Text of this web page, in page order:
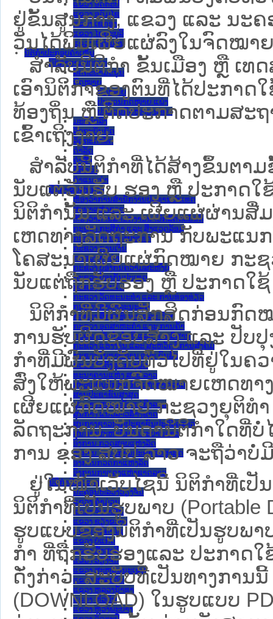
ແຂວງ ອັດຕະປື
ແຂວງ ອຸດົມໄຊ
ແຂວງ ເຊກອງ
ແຂວງ ໄຊຍະບູລີ
ແຂວງ ໄຊສົມບູນ
ນິຕິກໍາປະກອບຄໍາເຫັນ
ນິຕິກໍາຕາມປະເພດ
ລັດຖະທໍາມະນູນ
ກົດໝາຍ
ກົດໝາຍ
ປະມວນກົດໝາຍ ແພ່ງ
ປະມວນກົດໝາຍ ອາຍາ
ມະຕິຕົກລົງ
ລັດຖະບັນຍັດ
ລັດຖະດໍາລັດ
ດໍາລັດ
ຄໍາສັ່ງ
ຂໍ້ຕົກລົງ
ຄໍາແນະນໍາ
ນິຕິກຳຂັ້ນສູນກາງ
ຫ້ອງວ່າການສໍານັກງານປະທານປະເທດ
ສະພາແຫ່ງຊາດ
ຫ້ອງວ່າການສຳນັກງານນາຍົກລັດຖະມົນຕີ
ກະຊວງ ກະສິກຳ ແລະ ສິ່ງແວດລ້ອມ
ກະຊວງ ການຕ່າງປະເທດ
ກະຊວງ ການເງິນ
ກະຊວງ ຍຸຕິທໍາ
ກະຊວງ ປ້ອງກັນຄວາມສະຫງົບ
ກະຊວງ ປ້ອງກັນປະເທດ
ກະຊວງ ພາຍໃນ
ກະຊວງ ວັດທະນະທຳ ແລະ ການທ່ອງທ່ຽວ
ກະຊວງ ສາທາລະນະສຸກ
ກະຊວງ ສຶກສາທິການ ແລະ ກິລາ
ກະຊວງ ອຸດສາຫະກຳ ແລະ ການຄ້າ
ກະຊວງ ເຕັກໂນໂລຊີ ແລະ ການສື່ສານ
ກະຊວງ ແຮງງານ ແລະ ສະຫວັດດີການສັງຄົມ
ກະຊວງ ໂຍທາທິການ ແລະ ຂົນສົ່ງ
ຄະນະຈັດຕັ້ງສູນກາງພັກ
ທະນາຄານແຫ່ງ ສປປ ລາວ
ສະຫະພັນນັກຮົບເກົ່າແຫ່ງຊາດລາວ
ສານປະຊາຊົນສູງສຸດ
ສູນກາງ ສະຫະພັນແມ່ຍິງລາວ
ສູນກາງ ແນວລາວສ້າງຊາດ
ສູນກາງຊາວໜຸ່ມປະຊາຊົນປະຕິວັດລາວ
ສູນກາງສະຫະພັນກຳມະບານລາວ
ອົງການ ກວດສອບແຫ່ງລັດ
ອົງການ ໄອຍະການປະຊາຊົນສູງສຸດ
ອົງການກວດກາແຫ່ງລັດ
ອົງການກາແດງແຫ່ງຊາດລາວ
ນິຕິກໍາຂັ້ນແຂວງ
ນະ​ຄອນ​ຫລວງວຽງຈັນ
ແຂວງ ຄໍາມ່ວນ
ແຂວງ ຈໍາປາສັກ
ແຂວງ ຊຽງຂວາງ
ແຂວງ ບໍລິຄໍາໄຊ
ແຂວງ ບໍ່ແກ້ວ
ແຂວງ ຜົ້ງສາລີ
ແຂວງ ວຽງຈັນ
ແຂວງ ສະຫວັນນະເຂດ
ແຂວງ ສາລະວັນ
ແຂວງ ຫລວງນໍ້າທາ
ແຂວງ ຫົວພັນ
ແຂວງ ຫຼວງພະບາງ
ຢູ່ຂັ້ນ​ສູນ​ກາງ, ແຂວງ ແລະ ນ
ວັນໄດ້ພິມເຜີຍແຜ່ລົງໃນຈົດໝາ
ສຳລັບນິ​ຕິ​ກຳ ຂັ້ນເມືອງ ຫຼື ເທ
ເອົານິຕິກຳຂອງຕົນທີ່ໄດ້ປະກາ
ທ້ອງຖິ່ນ ຫຼື ຕິດປະກາດຕາມສະ
ເຂົ້າເຖິງງ່າຍ.
ສໍາລັບນິຕິກໍາທີ່ໄດ້ສ້າງຂຶ້ນຕາ
ນັບແຕ່ວັນຮັບ ຮອງ ຫຼື ປະກາດໃ
ນິຕິກໍານັ້ນ ແລະ ເຜີຍແຜ່ຜ່ານສື່
ເຫດທາງລັດຖະການ ກັບ​ພະແນ
ໂຄສະນາເຜີຍແຜ່ກົດໝາຍ ກະ
ນັບແຕ່ຖືກຮັບຮອງ ຫຼື ປະກາດໃຊ້
ນິ​ຕິ​ກຳ​ທີ່​ມີ​ຜົນ​ສັກ​ສິດ​ກ່ອນ​ກົດ​ໝ
ການ​ຮັບ​ຜິດ​ຊອບ​ສ້າງ ແລະ ປັບ​
ກໍາທີ່ມີຜົນບັງຄັບທົ່ວໄປທີ່ຢູ່ໃນຄ
ສົ່ງໃຫ້​ພະແນກຈົດ​ໝາຍ​ເຫດ​ທາ
ເຜີຍແຜ່ກົດໝາຍ ກະຊວງຍຸຕິທໍ
ລັດຖະການ. ບັນ​ດາ​ນິ​ຕິ​ກຳ​ໃດ​ທີ່
ການ ຂອງ ສປ​ປ ລາວ ​ຈະຖື​ວ່າ
ຢູ່ໃນໜ້າ​ເວັບ​ໄຊ​ນີ້ ນິຕິກຳທີ່ເປັ
ນິຕິກໍາທີ່ເປັນຮູບພາບ (Portable
ຮູບແບບຂອງນິຕິກໍາທີ່ເປັນຮູບພ
ກໍາ ທີ່ຖືກຮັບຮອງແລະ ປະກາດ
ດັ່ງກ່າວ. ສະບັບທີ່ເປັນທາງການ
(DOWNLOAD) ໃນຮູບແບບ